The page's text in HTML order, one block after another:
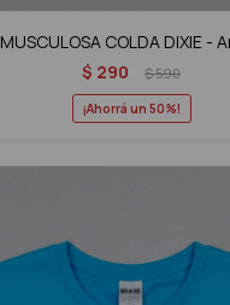
MUSCULOSA COLDA DIXIE -
$ 290 $590
50